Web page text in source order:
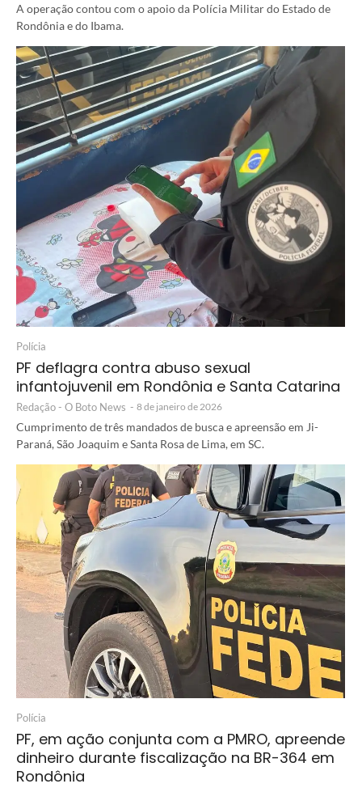
A operação contou com o apoio da Polícia Militar do Estado de
Rondônia e do Ibama.
Polícia
PF deflagra contra abuso sexual
infantojuvenil em Rondônia e Santa Catarina
Redação - O Boto News - 8 de janeiro de 2026
Cumprimento de três mandados de busca e apreensão em Ji-
Paraná, São Joaquim e Santa Rosa de Lima, em SC.
Polícia
PF, em ação conjunta com a PMRO, apreende
dinheiro durante fiscalização na BR-364 em
Rondônia